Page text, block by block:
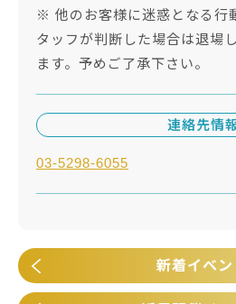
※ 他のお客様に迷惑となる行
タッフが判断した場合は退場
ます。予めご了承下さい。
連絡先情
03-5298-6055
新着イベン